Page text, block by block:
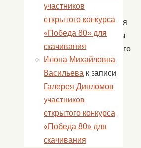
находятся
предметы
домашнего
обихода
и
одежда
крестьян
конца
участников
открытого конкурса
«Победа 80» для
скачивания
Илона Михайловна
Васильева к записи
Галерея Дипломов
участников
открытого конкурса
«Победа 80» для
скачивания